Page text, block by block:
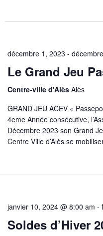
décembre 1, 2023 -
Le Grand Jeu
Centre-ville d'Alès Alès
GRAND JEU ACEV «
4eme Année consécutive,
Décembre 2023 son Grand
Centre Ville d’Alès se
janvier 10, 2024 @ 8:00 am -
Soldes d’Hiver